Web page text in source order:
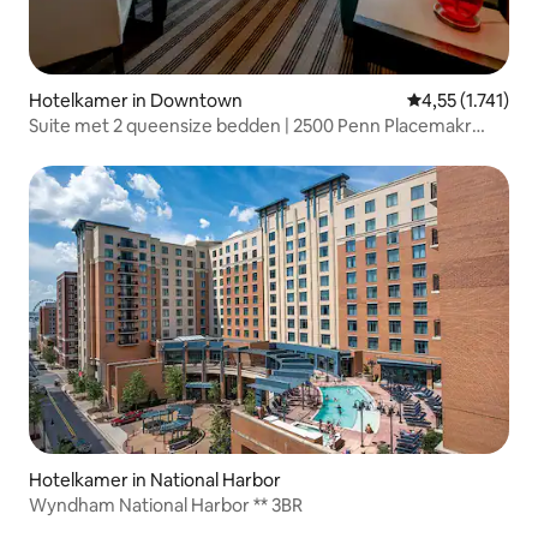
Hotelkamer in Downtown Gemiddelde
4,55 (1.741)
Suite met 2 queensize bedden | 2500 Penn Placemakr
Hotelkamer in National Harbor
Wyndham National Harbor ** 3BR